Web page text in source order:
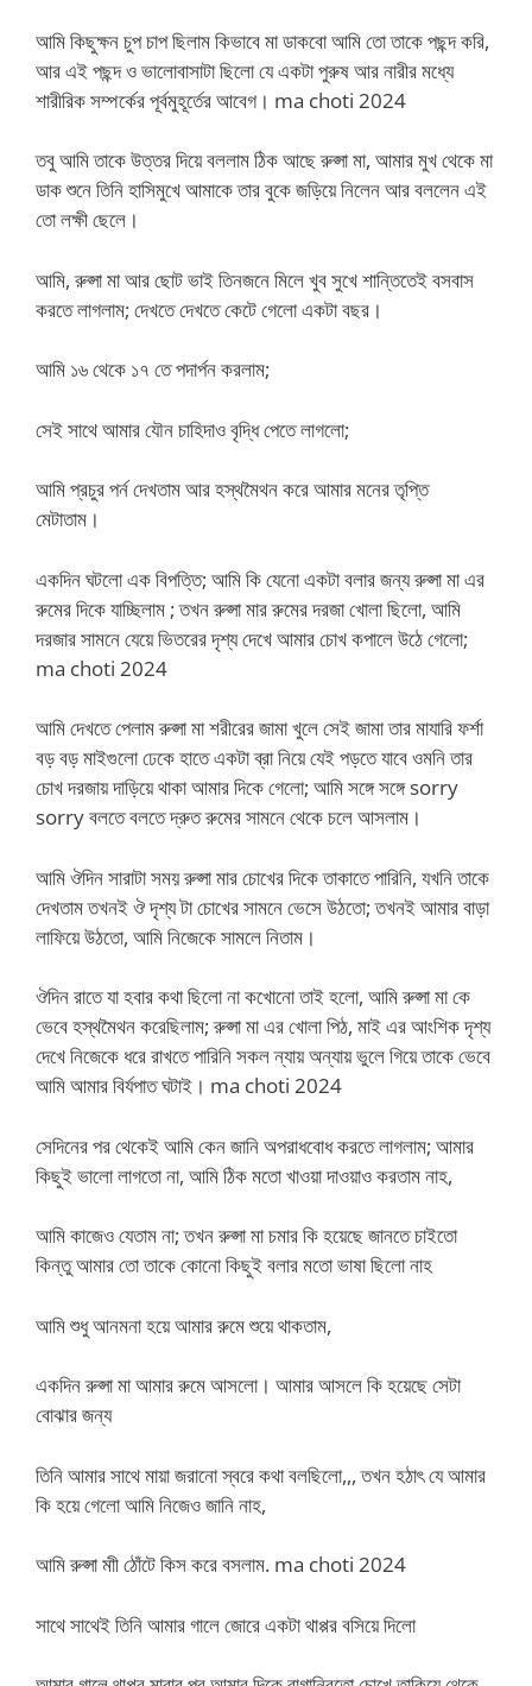
আমি কিছুক্ষন চুপ চাপ ছিলাম কিভাবে মা ডাকবো আমি তো তাকে পছন্দ করি,
আর এই পছন্দ ও ভালোবাসাটা ছিলো যে একটা পুরুষ আর নারীর মধ্যে
শারীরিক সম্পর্কের পূর্বমুহূর্তের আবেগ। ma choti 2024
তবু আমি তাকে উত্তর দিয়ে বললাম ঠিক আছে রুপ্সা মা, আমার মুখ থেকে মা
ডাক শুনে তিনি হাসিমুখে আমাকে তার বুকে জড়িয়ে নিলেন আর বললেন এই
তো লক্ষী ছেলে।
আমি, রুপ্সা মা আর ছোট ভাই তিনজনে মিলে খুব সুখে শান্তিতেই বসবাস
করতে লাগলাম; দেখতে দেখতে কেটে গেলো একটা বছর।
আমি ১৬ থেকে ১৭ তে পদার্পন করলাম;
সেই সাথে আমার যৌন চাহিদাও বৃদ্ধি পেতে লাগলো;
আমি প্রচুর পর্ন দেখতাম আর হস্থমৈথন করে আমার মনের তৃপ্তি
মেটাতাম।
একদিন ঘটলো এক বিপত্তি; আমি কি যেনো একটা বলার জন্য রুপ্সা মা এর
রুমের দিকে যাচ্ছিলাম ; তখন রুপ্সা মার রুমের দরজা খোলা ছিলো, আমি
দরজার সামনে যেয়ে ভিতরের দৃশ্য দেখে আমার চোখ কপালে উঠে গেলো;
ma choti 2024
আমি দেখতে পেলাম রুপ্সা মা শরীরের জামা খুলে সেই জামা তার মাযারি ফর্শা
বড় বড় মাইগুলো ঢেকে হাতে একটা ব্রা নিয়ে যেই পড়তে যাবে ওমনি তার
চোখ দরজায় দাড়িয়ে থাকা আমার দিকে গেলো; আমি সঙ্গে সঙ্গে sorry
sorry বলতে বলতে দ্রুত রুমের সামনে থেকে চলে আসলাম।
আমি ঔদিন সারাটা সময় রুপ্সা মার চোখের দিকে তাকাতে পারিনি, যখনি তাকে
দেখতাম তখনই ঔ দৃশ্য টা চোখের সামনে ভেসে উঠতো; তখনই আমার বাড়া
লাফিয়ে উঠতো, আমি নিজেকে সামলে নিতাম।
ঔদিন রাতে যা হবার কথা ছিলো না কখোনো তাই হলো, আমি রুপ্সা মা কে
ভেবে হস্থমৈথন করেছিলাম; রুপ্সা মা এর খোলা পিঠ, মাই এর আংশিক দৃশ্য
দেখে নিজেকে ধরে রাখতে পারিনি সকল ন্যায় অন্যায় ভুলে গিয়ে তাকে ভেবে
আমি আমার বির্যপাত ঘটাই। ma choti 2024
সেদিনের পর থেকেই আমি কেন জানি অপরাধবোধ করতে লাগলাম; আমার
কিছুই ভালো লাগতো না, আমি ঠিক মতো খাওয়া দাওয়াও করতাম নাহ,
আমি কাজেও যেতাম না; তখন রুপ্সা মা চমার কি হয়েছে জানতে চাইতো
কিন্তু আমার তো তাকে কোনো কিছুই বলার মতো ভাষা ছিলো নাহ
আমি শুধু আনমনা হয়ে আমার রুমে শুয়ে থাকতাম,
একদিন রুপ্সা মা আমার রুমে আসলো। আমার আসলে কি হয়েছে সেটা
বোঝার জন্য
তিনি আমার সাথে মায়া জরানো স্বরে কথা বলছিলো,,, তখন হঠাৎ যে আমার
কি হয়ে গেলো আমি নিজেও জানি নাহ,
আমি রুপ্সা মাী ঠোঁটে কিস করে বসলাম. ma choti 2024
সাথে সাথেই তিনি আমার গালে জোরে একটা থাপ্পর বসিয়ে দিলো